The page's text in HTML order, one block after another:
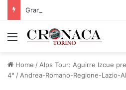
Menu
Home /Alps Tour: Aguirre Izcue
4° /Andrea-Romano-Regione-Lazio-